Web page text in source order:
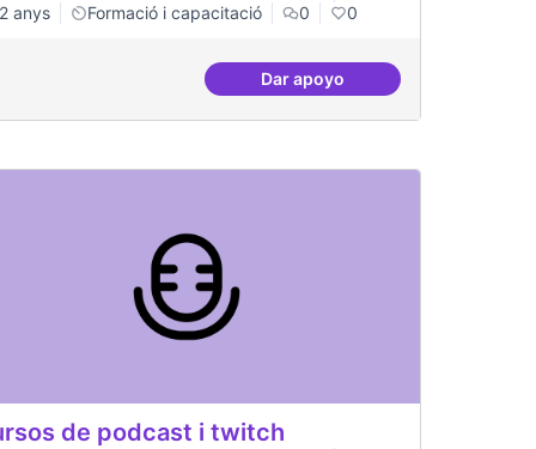
pública
2 anys
Formació i capacitació 0 0
Dar apoyoDefinició del currículum del
de podcast i twitch